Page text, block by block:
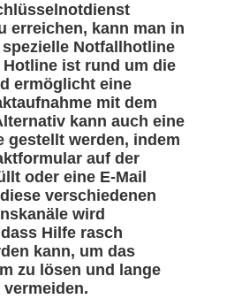
erreichen, kann man in
Notfallhotline
Hotline ist rund um die
ermöglicht eine
mit dem
kann auch eine
gestellt werden, indem
auf der
oder eine E-Mail
verschiedenen
wird
Hilfe rasch
kann, um das
zu lösen und lange
vermeiden.